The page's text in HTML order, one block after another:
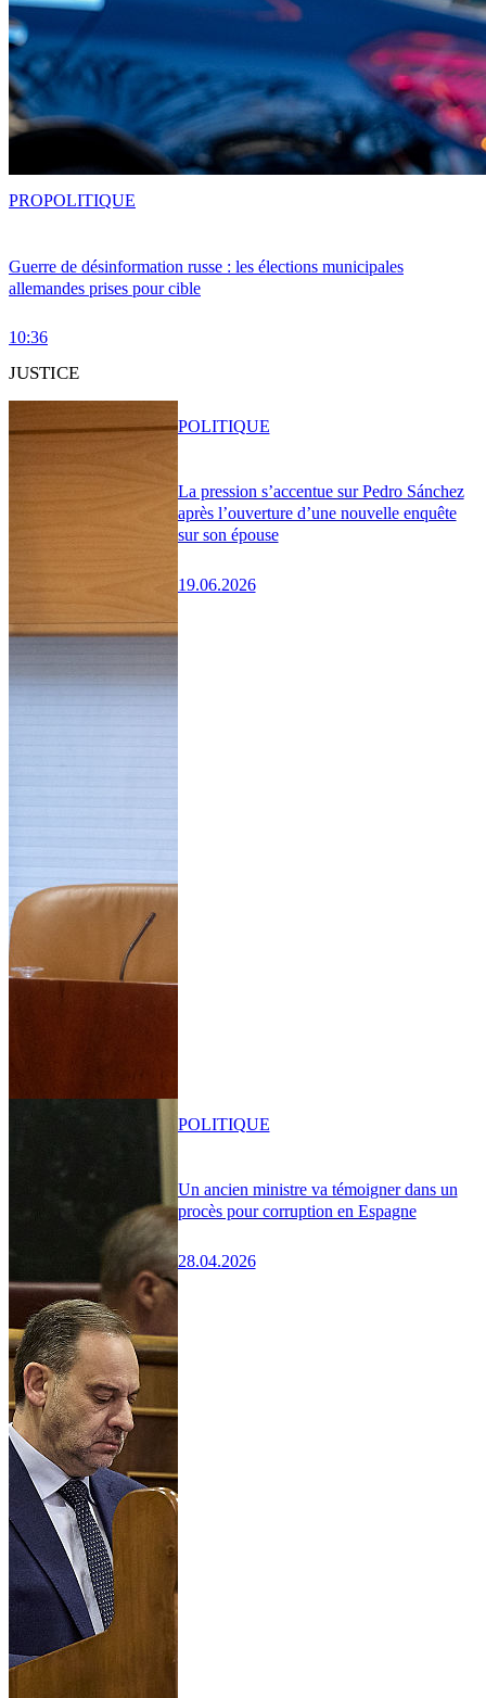
Guerre de désinformation russe : les élections municipales
allemandes prises pour cible
10:36
PROPOLITIQUE
JUSTICE
La pression s’accentue sur Pedro Sánchez
après l’ouverture d’une nouvelle enquête
sur son épouse
19.06.2026
POLITIQUE
Un ancien ministre va témoigner dans un
procès pour corruption en Espagne
28.04.2026
POLITIQUE